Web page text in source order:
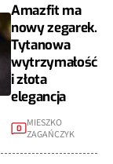
Amazfit ma
nowy zegarek.
Tytanowa
wytrzymałość
i złota
elegancja
0
MIESZKO
ZAGAŃCZYK